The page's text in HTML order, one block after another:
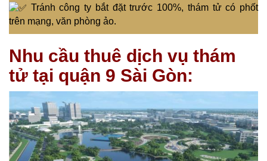
Tránh công ty bắt đặt trước 100%, thám tử có phốt
trên mạng, văn phòng ảo.
Nhu cầu thuê dịch vụ thám
tử tại quận 9 Sài Gòn: